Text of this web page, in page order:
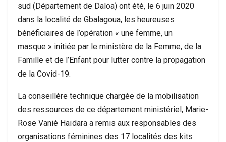
sud (Département de Daloa) ont été, le 6 juin 2020
dans la localité de Gbalagoua, les heureuses
bénéficiaires de l’opération « une femme, un
masque » initiée par le ministère de la Femme, de la
Famille et de l’Enfant pour lutter contre la propagation
de la Covid-19.
La conseillère technique chargée de la mobilisation
des ressources de ce département ministériel, Marie-
Rose Vanié Haïdara a remis aux responsables des
organisations féminines des 17 localités des kits